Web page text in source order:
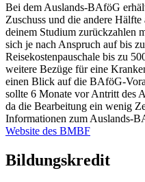
Bei dem Auslands-BAföG
Zuschuss und die andere
deinem Studium zurückzahlen
sich je nach Anspruch auf bis
Reisekostenpauschale bis zu
weitere Bezüge für eine
einen Blick auf die BAföG-
sollte 6 Monate vor Antritt des
da die Bearbeitung ein wenig
Informationen zum Auslands-
Website des BMBF
Bildungskredit